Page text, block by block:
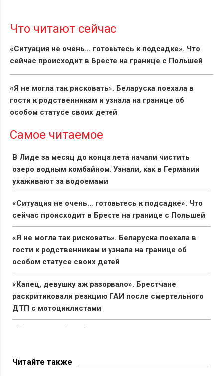
Что читают сейчас
«Ситуация не очень… готовьтесь к подсадке». Что
сейчас происходит в Бресте на границе с Польшей
«Я не могла так рисковать». Беларуска поехала в
гости к родственникам и узнала на границе об
особом статусе своих детей
Самое читаемое
В Лиде за месяц до конца лета начали чистить
озеро водным комбайном. Узнали, как в Германии
ухаживают за водоемами
«Ситуация не очень… готовьтесь к подсадке». Что
сейчас происходит в Бресте на границе с Польшей
«Я не могла так рисковать». Беларуска поехала в
гости к родственникам и узнала на границе об
особом статусе своих детей
«Капец, девушку аж разорвало». Брестчане
раскритиковали реакцию ГАИ после смертельного
ДТП с мотоциклистами
«Вымирающий край со стареющим населением».
Читайте также